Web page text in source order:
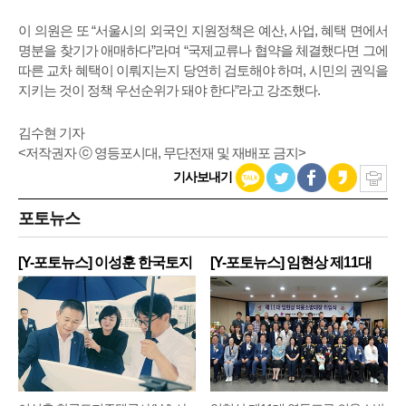
이 의원은 또 “서울시의 외국인 지원정책은 예산, 사업, 혜택 면에서
명분을 찾기가 애매하다”라며 “국제교류나 협약을 체결했다면 그에
따른 교차 혜택이 이뤄지는지 당연히 검토해야 하며, 시민의 권익을
지키는 것이 정책 우선순위가 돼야 한다”라고 강조했다.
김수현 기자
<저작권자 ⓒ 영등포시대, 무단전재 및 재배포 금지>
기사보내기
포토뉴스
[Y-포토뉴스] 이성훈 한국토지
주
[Y-포토뉴스] 임현상 제11대
영